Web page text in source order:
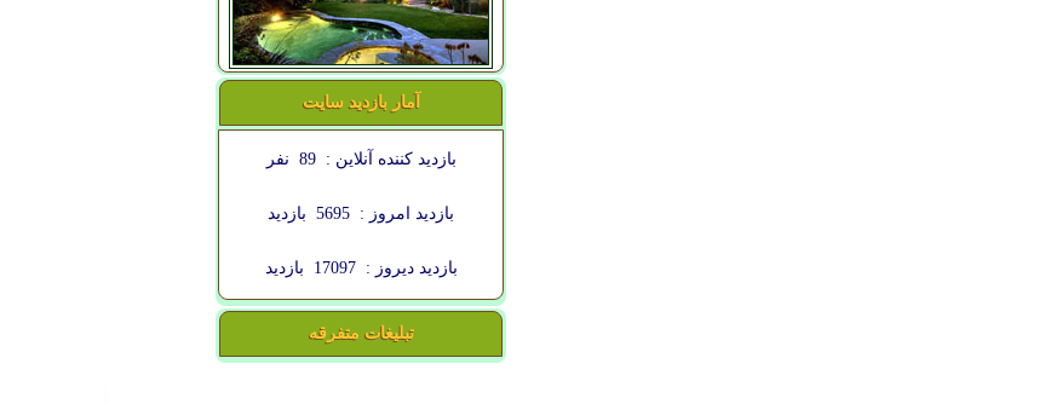
آمار بازدید سایت
بازدید کننده آنلاین : 89 نفر
بازدید امروز : 5695 بازدید
بازدید دیروز : 17097 بازدید
تبلیغات متفرقه